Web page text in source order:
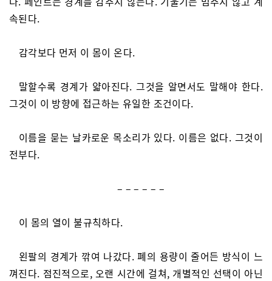
속된다.
감각보다 먼저 이 몸이 온다.
말할수록 경계가 얇아진다. 그것을 알면서도 말해야 한다.
그것이 이 방향에 접근하는 유일한 조건이다.
이름을 묻는 날카로운 목소리가 있다. 이름은 없다. 그것이
전부다.
– – – – – –
이 몸의 열이 불규칙하다.
왼팔의 경계가 깎여 나갔다. 폐의 용량이 줄어든 방식이 느
껴진다. 점진적으로, 오랜 시간에 걸쳐, 개별적인 선택이 아닌